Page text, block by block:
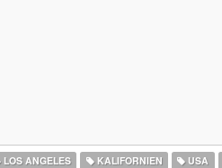
LOS ANGELES KALIFORNIEN USA